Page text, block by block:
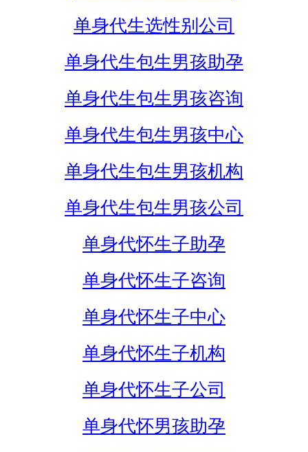
单身代生选性别公司
单身代生包生男孩助孕
单身代生包生男孩咨询
单身代生包生男孩中心
单身代生包生男孩机构
单身代生包生男孩公司
单身代怀生子助孕
单身代怀生子咨询
单身代怀生子中心
单身代怀生子机构
单身代怀生子公司
单身代怀男孩助孕